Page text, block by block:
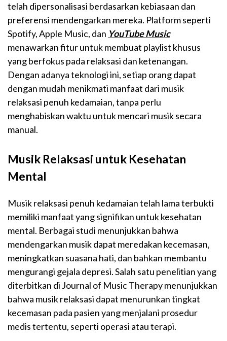
telah dipersonalisasi berdasarkan kebiasaan dan
preferensi mendengarkan mereka. Platform seperti
Spotify, Apple Music, dan YouTube Music
menawarkan fitur untuk membuat playlist khusus
yang berfokus pada relaksasi dan ketenangan.
Dengan adanya teknologi ini, setiap orang dapat
dengan mudah menikmati manfaat dari musik
relaksasi penuh kedamaian, tanpa perlu
menghabiskan waktu untuk mencari musik secara
manual.
Musik Relaksasi untuk Kesehatan
Mental
Musik relaksasi penuh kedamaian telah lama terbukti
memiliki manfaat yang signifikan untuk kesehatan
mental. Berbagai studi menunjukkan bahwa
mendengarkan musik dapat meredakan kecemasan,
meningkatkan suasana hati, dan bahkan membantu
mengurangi gejala depresi. Salah satu penelitian yang
diterbitkan di Journal of Music Therapy menunjukkan
bahwa musik relaksasi dapat menurunkan tingkat
kecemasan pada pasien yang menjalani prosedur
medis tertentu, seperti operasi atau terapi.